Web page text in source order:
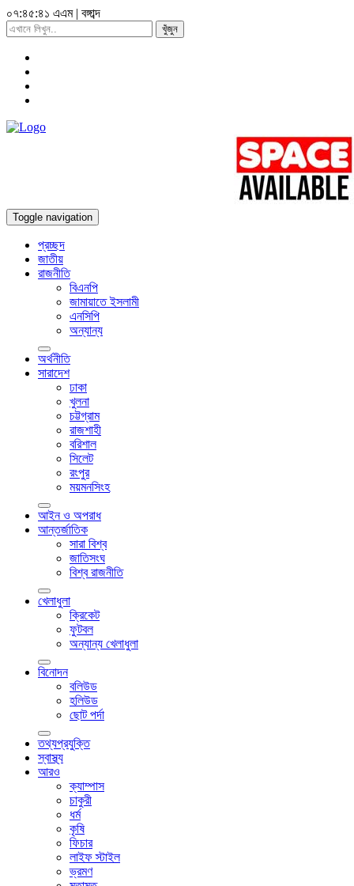
০৭:৪৫:৪২ এএম |বঙ্গাব্দ
খুঁজুন
Toggle navigation
প্রচ্ছদ
জাতীয়
রাজনীতি
বিএনপি
জামায়াতে ইসলামী
এনসিপি
অন্যান্য
অর্থনীতি
সারাদেশ
ঢাকা
খুলনা
চট্টগ্রাম
রাজশাহী
বরিশাল
সিলেট
রংপুর
ময়মনসিংহ
আইন ও অপরাধ
আন্তর্জাতিক
সারা বিশ্ব
জাতিসংঘ
বিশ্ব রাজনীতি
খেলাধুলা
ক্রিকেট
ফুটবল
অন্যান্য খেলাধুলা
বিনোদন
বলিউড
হলিউড
ছোট পর্দা
তথ্যপ্রযুক্তি
স্বাস্থ্য
আরও
ক্যাম্পাস
চাকুরী
ধর্ম
কৃষি
ফিচার
লাইফ স্টাইল
ভ্রমণ